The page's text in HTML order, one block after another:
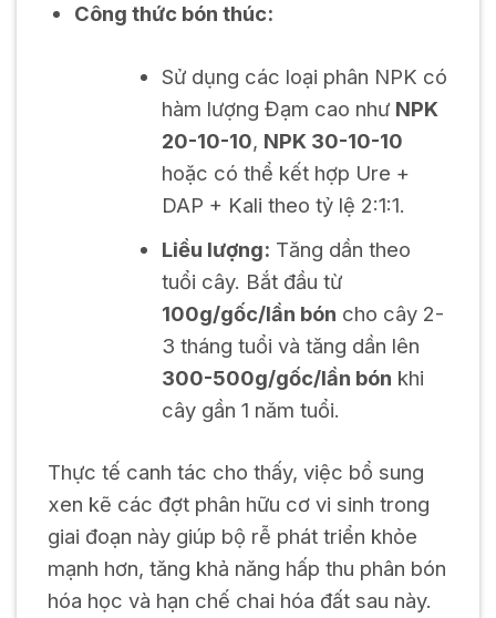
Công thức bón thúc:
Sử dụng các loại phân NPK có
hàm lượng Đạm cao như NPK
20-10-10, NPK 30-10-10
hoặc có thể kết hợp Ure +
DAP + Kali theo tỷ lệ 2:1:1.
Liều lượng: Tăng dần theo
tuổi cây. Bắt đầu từ
100g/gốc/lần bón cho cây 2-
3 tháng tuổi và tăng dần lên
300-500g/gốc/lần bón khi
cây gần 1 năm tuổi.
Thực tế canh tác cho thấy, việc bổ sung
xen kẽ các đợt phân hữu cơ vi sinh trong
giai đoạn này giúp bộ rễ phát triển khỏe
mạnh hơn, tăng khả năng hấp thu phân bón
hóa học và hạn chế chai hóa đất sau này.